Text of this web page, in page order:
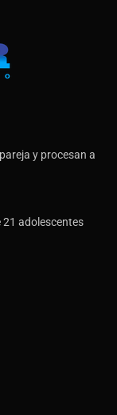
y procesan a
adolescentes